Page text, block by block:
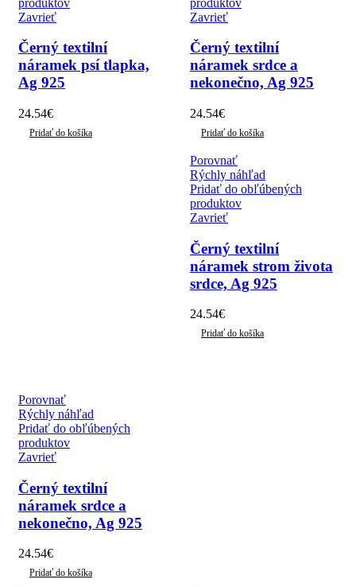
Zavrieť
Černý textilní
náramek psí tlapka,
Ag 925
24.54€
Pridať do košíka
Zavrieť
Černý textilní
náramek srdce a
nekonečno, Ag 925
24.54€
Pridať do košíka
Porovnať
Rýchly náhľad
Pridať do obľúbených
produktov
Zavrieť
Černý textilní
náramek srdce a
nekonečno, Ag 925
24.54€
Pridať do košíka
Porovnať
Rýchly náhľad
Pridať do obľúbených
produktov
Zavrieť
Černý textilní
náramek strom života
srdce, Ag 925
24.54€
Pridať do košíka